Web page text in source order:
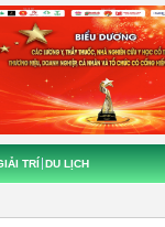
TRÍ DU LỊCH